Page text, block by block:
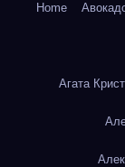
Home
Агата